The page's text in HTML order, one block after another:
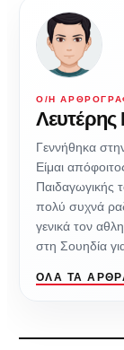
Ο/Η
Λευτέρης
Γεννήθηκα
Είμαι
Παιδαγωγικής
πολύ συχνά
γενικά τον
στη Σουηδία
ΌΛΑ ΤΑ